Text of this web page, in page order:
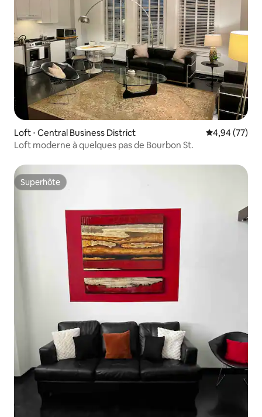
Loft ⋅ Central Business District Évaluation
4,94 (77)
Loft moderne à quelques pas de Bourbon St.
Superhôte
Superhôte